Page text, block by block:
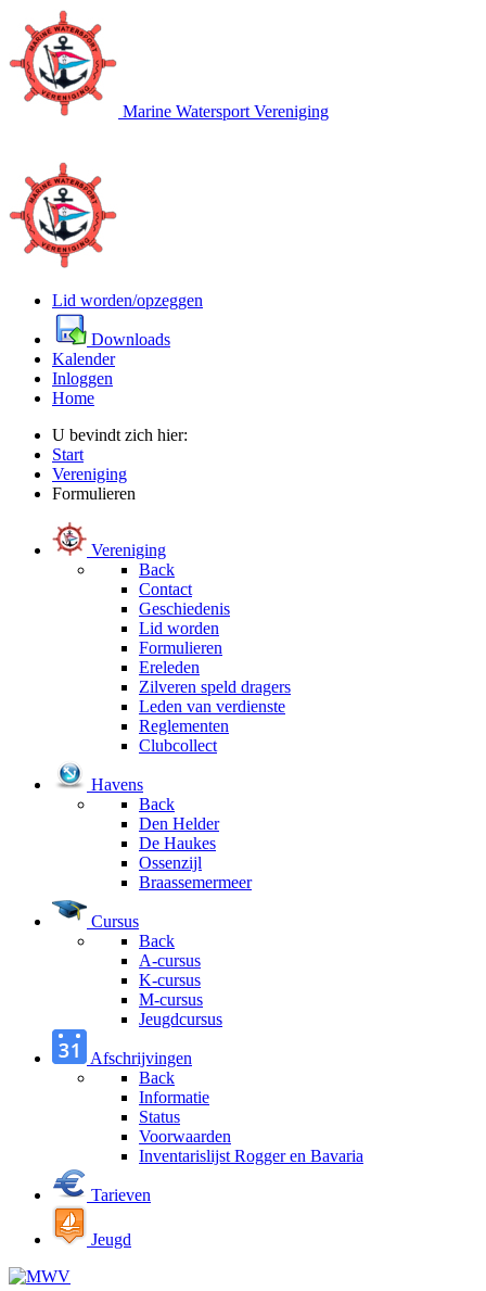
Marine Watersport Vereniging
Lid worden/opzeggen
Downloads
Kalender
Inloggen
Home
U bevindt zich hier:
Start
Vereniging
Formulieren
Vereniging
Back
Contact
Geschiedenis
Lid worden
Formulieren
Ereleden
Zilveren speld dragers
Leden van verdienste
Reglementen
Clubcollect
Havens
Back
Den Helder
De Haukes
Ossenzijl
Braassemermeer
Cursus
Back
A-cursus
K-cursus
M-cursus
Jeugdcursus
Afschrijvingen
Back
Informatie
Status
Voorwaarden
Inventarislijst Rogger en Bavaria
Tarieven
Jeugd